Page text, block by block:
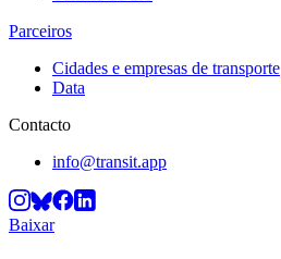
Parceiros
Cidades e empresas de transporte
Data
Contacto
info@transit.app
Baixar